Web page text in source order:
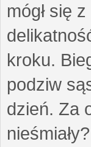
mógł się
kroku.
podziw
dzień. Za